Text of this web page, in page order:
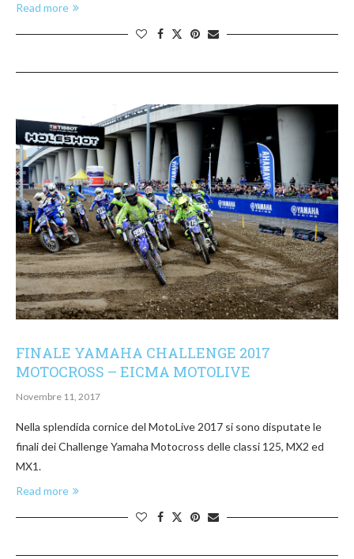
Read more
FINALE YAMAHA CHALLENGE 2017
MOTOCROSS – EICMA MOTOLIVE
Novembre 11, 2017
Nella splendida cornice del MotoLive 2017 si sono disputate le
finali dei Challenge Yamaha Motocross delle classi 125, MX2 ed
MX1.
Read more